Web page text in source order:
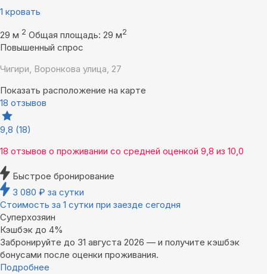
1 кровать
29 м 2 Общая площадь: 29 м2
Повышенный спрос
Чигири, Воронкова улица, 27
Показать расположение на карте
18 отзывов
9,8 (18)
18 отзывов о проживании со средней оценкой 9,8 из 10,0
Быстрое бронирование
3 080 ₽ за сутки
Стоимость за 1 сутки при заезде сегодня
Суперхозяин
Кэшбэк до 4%
Забронируйте до 31 августа 2026 — и получите кэшбэк
бонусами после оценки проживания.
Подробнее